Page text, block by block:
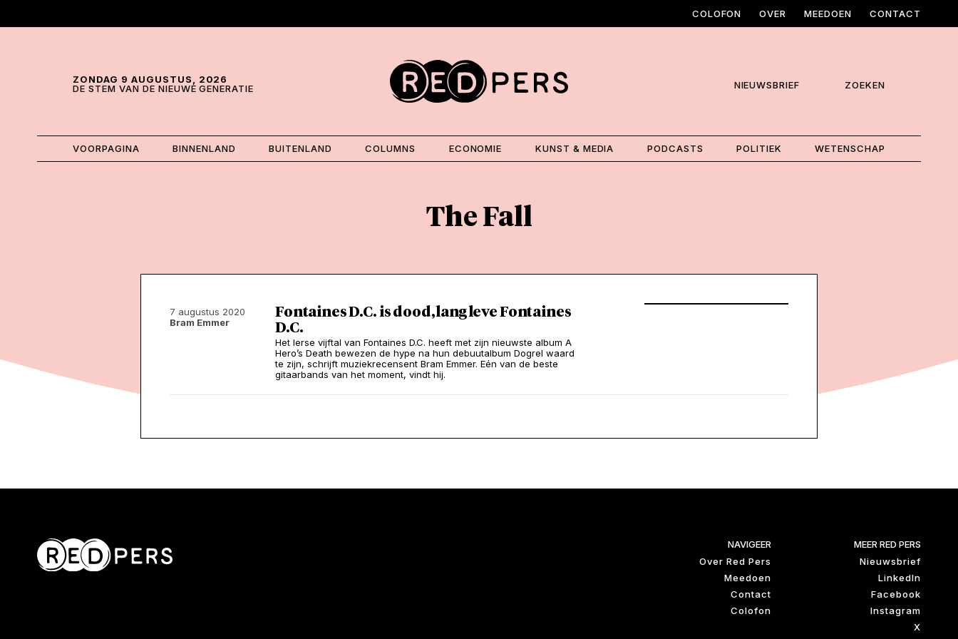
COLOFON OVER MEEDOEN CONTACT
ZONDAG 9 AUGUSTUS, 2026
DE STEM VAN DE NIEUWE GENERATIE
NIEUWSBRIEF ZOEKEN
VOORPAGINA BINNENLAND BUITENLAND COLUMNS ECONOMIE KUNST & MEDIA PODCASTS POLITIEK WETENSCHAP
The Fall
7 augustus 2020
Bram Emmer
Fontaines D.C. is dood, lang leve Fontaines
D.C.
Het Ierse vijftal van Fontaines D.C. heeft met zijn nieuwste album A
Hero’s Death bewezen de hype na hun debuutalbum Dogrel waard
te zijn, schrijft muziekrecensent Bram Emmer. Eén van de beste
gitaarbands van het moment, vindt hij.
NAVIGEER
Over Red Pers
Meedoen
Contact
Colofon
MEER RED PERS
Nieuwsbrief
LinkedIn
Facebook
Instagram
X